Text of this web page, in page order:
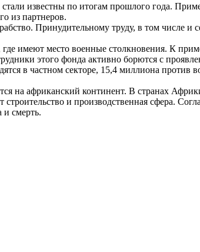
известны по итогам прошлого года.
из партнеров.
Принудительному труду, в том числе и
имеют место военные столкновения. К
этого фонда активно борются с
в частном секторе, 15,4 миллиона против
на африканский континент. В странах
и производственная сфера.
и смерть.